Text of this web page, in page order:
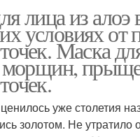
лица из алоэ
условиях
Маска
морщин,
уже столетия
золотом. Не утратило